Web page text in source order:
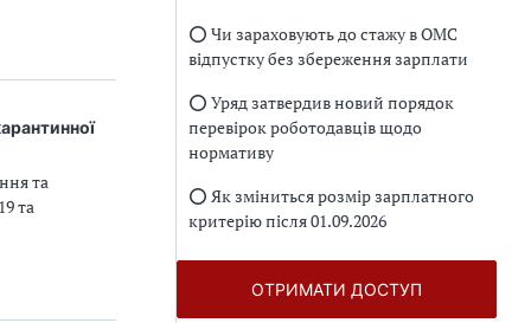
та
та
⭕️ Чи зараховують до стажу в ОМС
відпустку без збереження зарплати
⭕️ Уряд затвердив новий порядок
перевірок роботодавців щодо
нормативу
⭕️ Як зміниться розмір зарплатного
критерію після 01.09.2026
ОТРИМАТИ ДОСТУП